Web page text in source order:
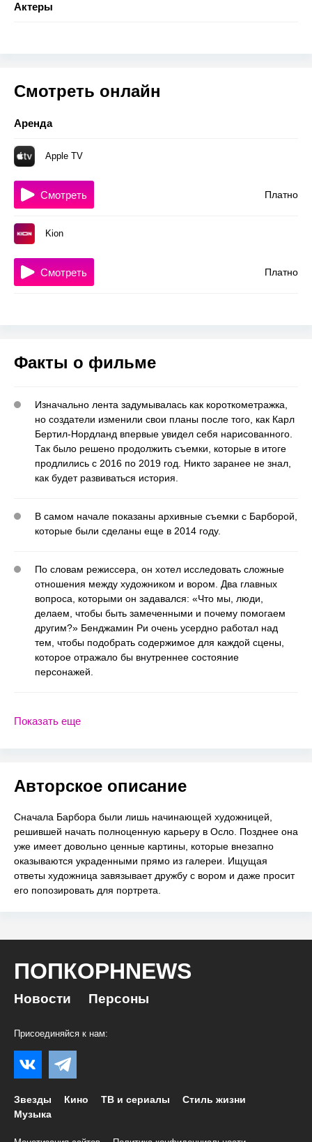
Актеры
Смотреть онлайн
Аренда
Apple TV
Платно
Смотреть
Kion
Платно
Смотреть
Факты о фильме
Изначально лента задумывалась как короткометражка,
но создатели изменили свои планы после того, как Карл
Бертил-Нордланд впервые увидел себя нарисованного.
Так было решено продолжить съемки, которые в итоге
продлились с 2016 по 2019 год. Никто заранее не знал,
как будет развиваться история.
В самом начале показаны архивные съемки с Барборой,
которые были сделаны еще в 2014 году.
По словам режиссера, он хотел исследовать сложные
отношения между художником и вором. Два главных
вопроса, которыми он задавался: «Что мы, люди,
делаем, чтобы быть замеченными и почему помогаем
другим?» Бенджамин Ри очень усердно работал над
тем, чтобы подобрать содержимое для каждой сцены,
которое отражало бы внутреннее состояние
персонажей.
Показать еще
Авторское описание
Сначала Барбора были лишь начинающей художницей,
решившей начать полноценную карьеру в Осло. Позднее она
уже имеет довольно ценные картины, которые внезапно
оказываются украденными прямо из галереи. Ищущая
ответы художница завязывает дружбу с вором и даже просит
его попозировать для портрета.
ПОПКОРНNEWS
Новости Персоны
Присоединяйся к нам:
Звезды Кино ТВ и сериалы
Стиль жизни
Музыка